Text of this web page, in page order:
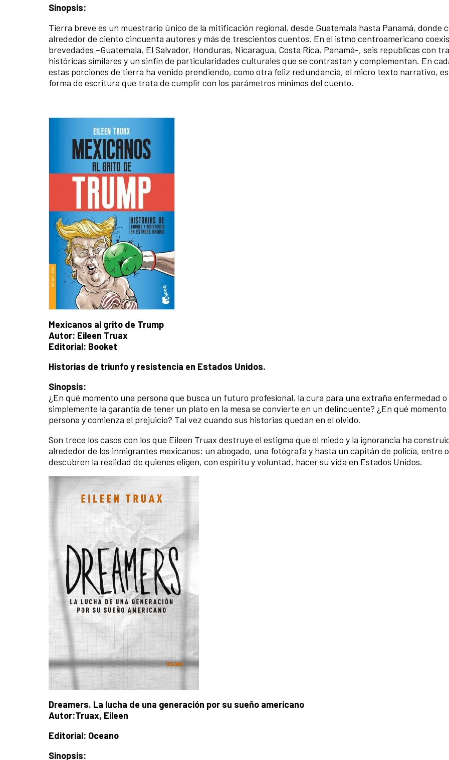
Sinopsis:
Tierra breve es un muestrario único de la mitificación regional, desde Guatemala hasta Panamá, donde
alrededor de ciento cincuenta autores y más de trescientos cuentos. En el istmo centroamericano
brevedades –Guatemala, El Salvador, Honduras, Nicaragua, Costa Rica, Panamá-, seis republicas con
históricas similares y un sinfín de particularidades culturales que se contrastan y complementan. En
estas porciones de tierra ha venido prendiendo, como otra feliz redundancia, el micro texto narrativo,
forma de escritura que trata de cumplir con los parámetros mínimos del cuento.
Mexicanos al grito de Trump
Autor: Eileen Truax
Editorial: Booket
Historias de triunfo y resistencia en Estados Unidos.
Sinopsis:
¿En qué momento una persona que busca un futuro profesional, la cura para una extraña enfermedad o
simplemente la garantía de tener un plato en la mesa se convierte en un delincuente? ¿En qué momento
persona y comienza el prejuicio? Tal vez cuando sus historias quedan en el olvido.
Son trece los casos con los que Eileen Truax destruye el estigma que el miedo y la ignorancia ha
alrededor de los inmigrantes mexicanos: un abogado, una fotógrafa y hasta un capitán de policía, entre
descubren la realidad de quienes eligen, con espíritu y voluntad, hacer su vida en Estados Unidos.
Dreamers. La lucha de una generación por su sueño americano
Autor:Truax, Eileen
Editorial: Oceano
Sinopsis: